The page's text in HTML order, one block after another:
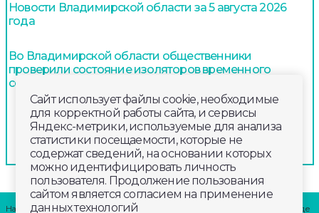
Новости Владимирской области за 5 августа 2026
года
Во Владимирской области общественники
проверили состояние изоляторов временного
содержания заключенных
Наши партнеры: радио «LikeFm» 107,9 Fm во Владимире и 102,8 Fm в городе
Сайт использует файлы cookie, необходимые
для корректной работы сайта, и сервисы
Яндекс-метрики, используемые для анализа
статистики посещаемости, которые не
содержат сведений, на основании которых
можно идентифицировать личность
пользователя. Продолжение пользования
сайтом является согласием на применение
данных технологий